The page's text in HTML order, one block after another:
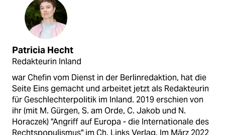
Patricia Hecht
Redakteurin Inland
war Chefin vom Dienst in der Berlinredaktion, hat die
Seite Eins gemacht und arbeitet jetzt als Redakteurin
für Geschlechterpolitik im Inland. 2019 erschien von
ihr (mit M. Gürgen, S. am Orde, C. Jakob und N.
Horaczek) "Angriff auf Europa - die Internationale des
Rechtspopulismus" im Ch. Links Verlag. Im März 2022